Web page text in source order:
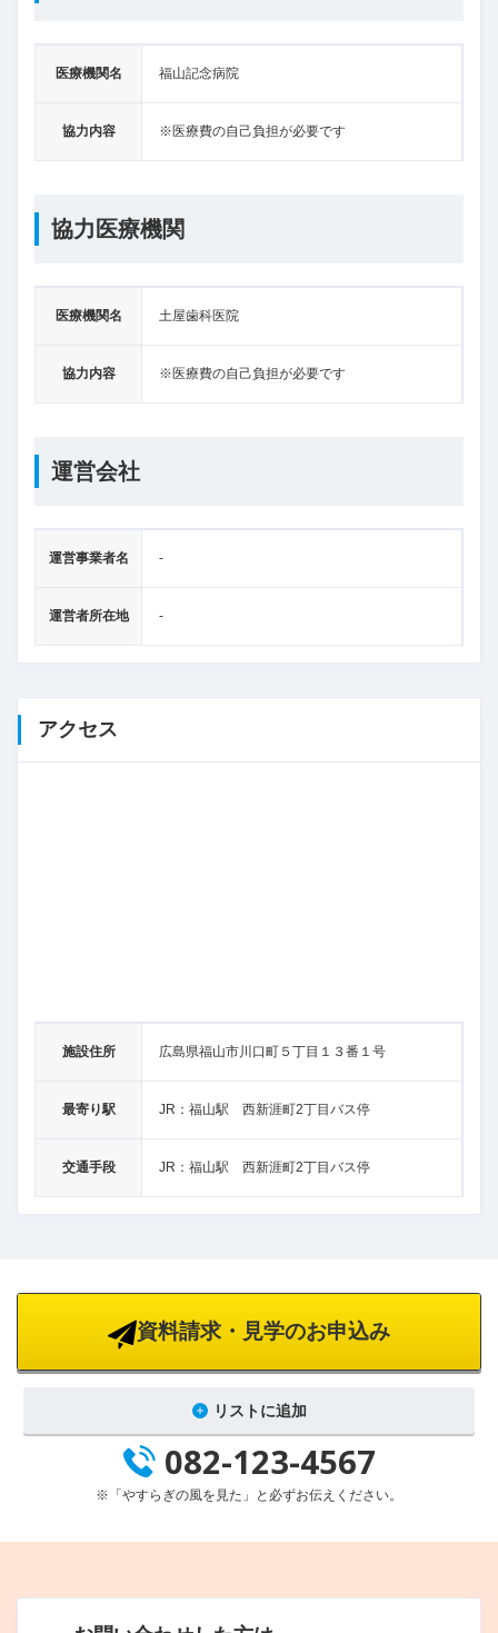
医療機関名 福山記念病院
協力内容 ※医療費の自己負担が必要です
協力医療機関
医療機関名 土屋歯科医院
協力内容 ※医療費の自己負担が必要です
運営会社
運営事業者名 -
運営者所在地 -
アクセス
施設住所 広島県福山市川口町５丁目１３番１号
最寄り駅 JR：福山駅 西新涯町2丁目バス停
交通手段 JR：福山駅 西新涯町2丁目バス停
資料請求・見学のお申込み
リストに追加
082-123-4567
※「やすらぎの風を見た」と必ずお伝えください。